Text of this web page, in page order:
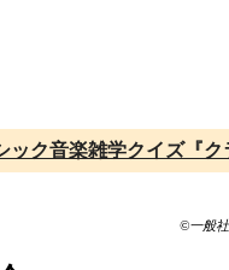
ック音楽雑学クイズ『
©一般